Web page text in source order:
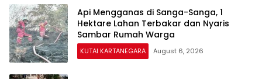
Api Mengganas di Sanga-Sanga, 1
Hektare Lahan Terbakar dan Nyaris
Sambar Rumah Warga
KUTAI KARTANEGARA August 6, 2026